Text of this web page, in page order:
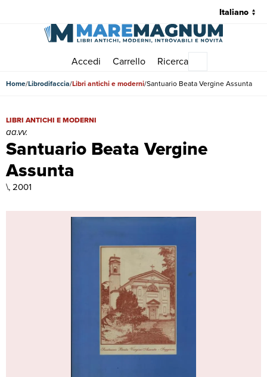
Accedi Carrello Ricerca
Home Librodifaccia Libri antichi e moderni Santuario Beata Vergine Assunta
Santuario Beata Vergine
Assunta
Santuario Beata Vergine Assunta | Libri antichi e moderni | aa.vv.
LIBRI ANTICHI E MODERNI
aa.vv.
\, 2001